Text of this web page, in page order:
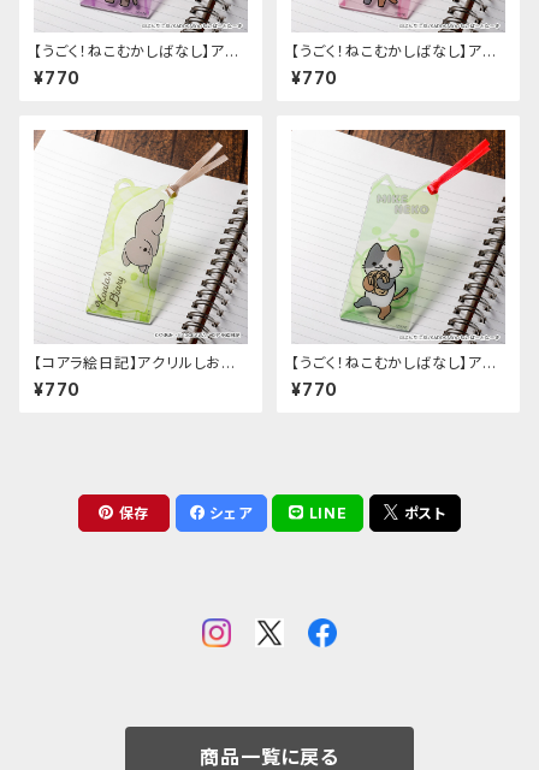
【うごく！ねこむかしばなし】アク
リルしおり（A）
¥770
【うごく！ねこむかしばなし】アク
リルしおり（C）
¥770
【コアラ絵日記】アクリルしおり
（E）
¥770
【うごく！ねこむかしばなし】アク
リルしおり（F）
¥770
保存 シェア LINE ポスト
商品一覧に戻る